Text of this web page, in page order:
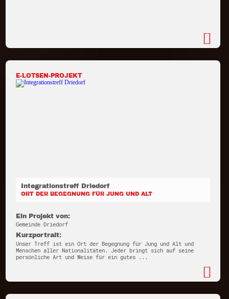
E-LOTSEN-PROJEKT
Integrationstreff Driedorf
ORT DER BEGEGNUNG FÜR JUNG UND ALT
Ein Projekt von:
Gemeinde Driedorf
Kurzportrait:
Unser Treff ist ein Ort der Begegnung für Jung und Alt und
Menschen aller Nationalitäten. Jeder bringt sich auf seine
persönliche Art und Weise für ein gutes ...